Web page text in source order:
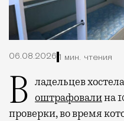
06.08.2026 1 мин. чтения
Владельцев
оштрафовалина
проверки, во время